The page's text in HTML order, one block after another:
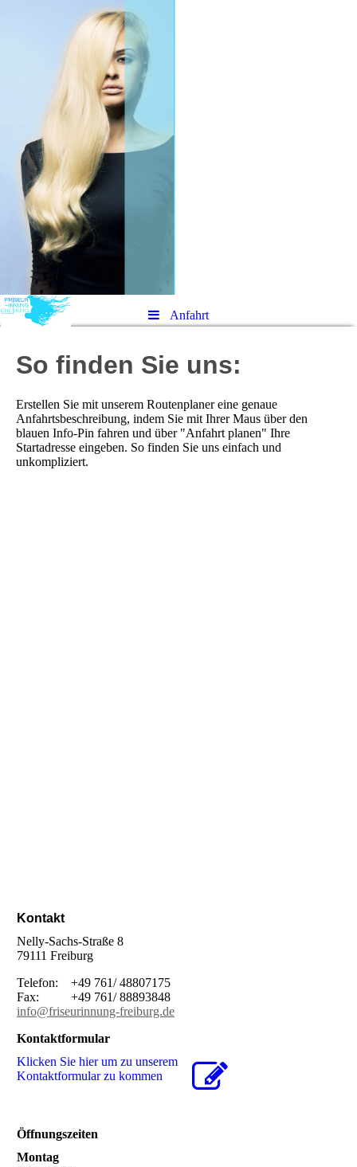
Anfahrt
So finden Sie uns:
Erstellen Sie mit unserem Routenplaner eine genaue
Anfahrtsbeschreibung, indem Sie mit Ihrer Maus über den
blauen Info-Pin fahren und über "Anfahrt planen" Ihre
Startadresse eingeben. So finden Sie uns einfach und
unkompliziert.
Kontakt
Nelly-Sachs-Straße 8
79111 Freiburg
Telefon: +49 761/ 48807175
Fax: +49 761/ 88893848
info@friseurinnung-freiburg.de
Kontaktformular
Klicken Sie hier um zu unserem
Kon­takt­for­mu­lar zu kommen
Öffnungszeiten
Montag